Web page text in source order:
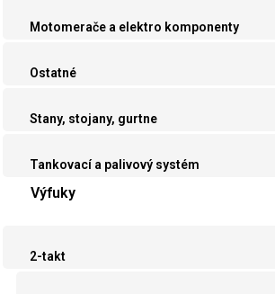
Motomerače a elektro komponenty
Ostatné
Stany, stojany, gurtne
Tankovací a palivový systém
Výfuky
2-takt